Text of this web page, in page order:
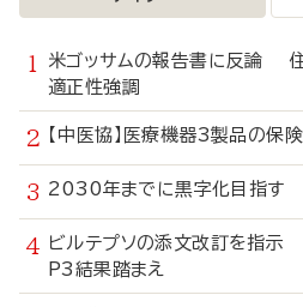
米ゴッサムの報告書に反論 住
適正性強調
【中医協】医療機器3製品の
2030年までに黒字化目指す
ビルテプソの添文改訂を指
P3結果踏まえ